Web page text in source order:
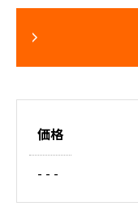
価格
- - -